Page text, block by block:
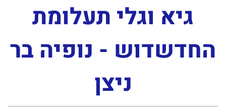
גיא וגלי תעלומת
החדשדוש‏ - נופיה בר
ניצן